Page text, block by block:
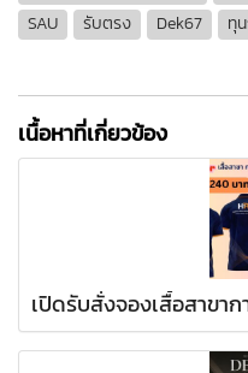
SAU
รับตรง Dek67 ทุ
เนื้อหาที่เกี่ยวข้อง
เปิดรับสั่งจองเสื้อสาขา